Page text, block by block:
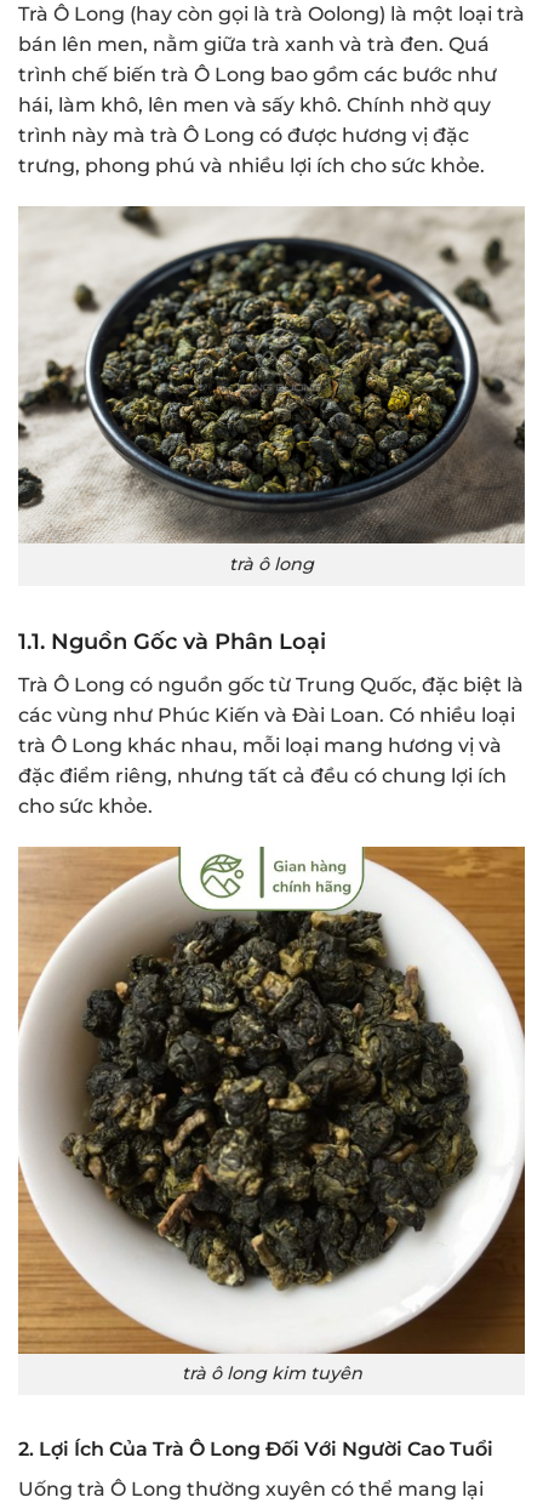
Trà Ô Long (hay còn gọi là trà Oolong) là một loại trà
bán lên men, nằm giữa trà xanh và trà đen. Quá
trình chế biến trà Ô Long bao gồm các bước như
hái, làm khô, lên men và sấy khô. Chính nhờ quy
trình này mà trà Ô Long có được hương vị đặc
trưng, phong phú và nhiều lợi ích cho sức khỏe.
trà ô long
1.1. Nguồn Gốc và Phân Loại
Trà Ô Long có nguồn gốc từ Trung Quốc, đặc biệt là
các vùng như Phúc Kiến và Đài Loan. Có nhiều loại
trà Ô Long khác nhau, mỗi loại mang hương vị và
đặc điểm riêng, nhưng tất cả đều có chung lợi ích
cho sức khỏe.
trà ô long kim tuyên
2. Lợi Ích Của Trà Ô Long Đối Với Người Cao Tuổi
Uống trà Ô Long thường xuyên có thể mang lại